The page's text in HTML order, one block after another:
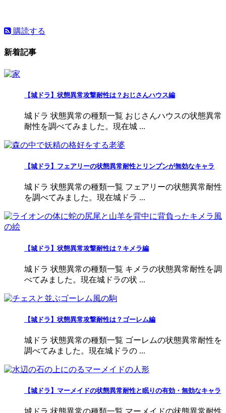
購読する
新着記事
【城ドラ】状態異常攻撃耐性は？おじさんハウス編
城ドラ 状態異常の種類一覧 おじさんハウスの状態異常
耐性を調べてみました。現在城 ...
【城ドラ】フェアリーの状態異常耐性とリンプンが無効なキャラ
城ドラ 状態異常の種類一覧 フェアリーの状態異常耐性
を調べてみました。現在城ドラ ...
【城ドラ】状態異常攻撃耐性は？キメラ編
城ドラ 状態異常の種類一覧 キメラの状態異常耐性を調
べてみました。現在城ドラの状 ...
【城ドラ】状態異常攻撃耐性は？ゴーレム編
城ドラ 状態異常の種類一覧 ゴーレムの状態異常耐性を
調べてみました。現在城ドラの ...
【城ドラ】マーメイドの状態異常耐性と眠りの有効・無効なキャラ